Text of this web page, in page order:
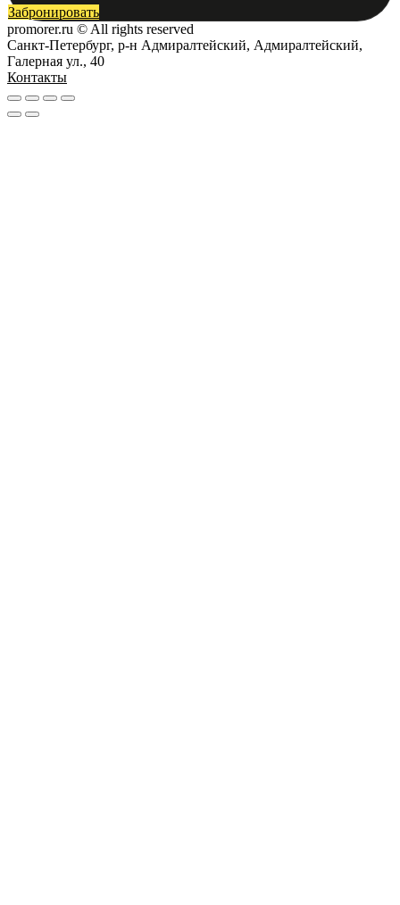
Забронировать
promorer.ru © All rights reserved
Санкт-Петербург, р-н Адмиралтейский, Адмиралтейский,
Галерная ул., 40
Контакты